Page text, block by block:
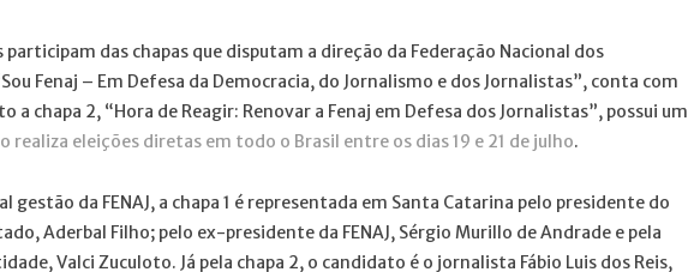
das chapas que disputam a direção da Federação Nacional dos
Fenaj – Em Defesa da Democracia, do Jornalismo e dos Jornalistas”, conta com
a chapa 2, “Hora de Reagir: Renovar a Fenaj em Defesa dos Jornalistas”, possui um
realiza eleições diretas em todo o Brasil entre os dias 19 e 21 de julho.
gestão da FENAJ, a chapa 1 é representada em Santa Catarina pelo presidente do
Aderbal Filho; pelo ex-presidente da FENAJ, Sérgio Murillo de Andrade e pela
Valci Zuculoto. Já pela chapa 2, o candidato é o jornalista Fábio Luis dos Reis,